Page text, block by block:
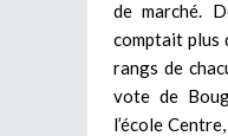
de marché.
comptait plus
rangs de
vote de
l’école